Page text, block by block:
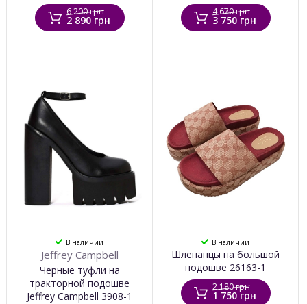
6 200 грн
2 890 грн
4 670 грн
3 750 грн
В наличии
Jeffrey Campbell
Черные туфли на
тракторной подошве
Jeffrey Campbell 3908-1
В наличии
Шлепанцы на большой
подошве 26163-1
2 180 грн
1 750 грн